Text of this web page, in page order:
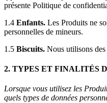
présente Politique de
1.4 Enfants. Les Produits ne
personnelles de mineurs.
1.5 Biscuits. Nous utilisons
2. TYPES ET FINALITÉS
Lorsque vous utilisez les
quels types de données